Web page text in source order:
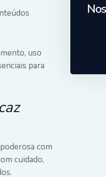
uso
para
com
cuidado,